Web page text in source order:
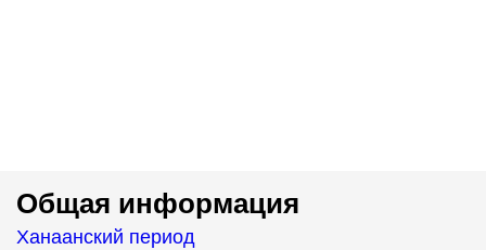
Общая информация
Ханаанский период